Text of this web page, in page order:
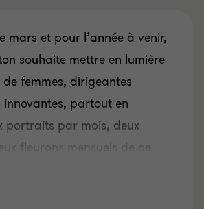
mars et pour l’année à venir,
souhaite mettre en lumière
femmes, dirigeantes
innovantes, partout en
portraits par mois, deux
fleurons mensuels de ce
le talent.